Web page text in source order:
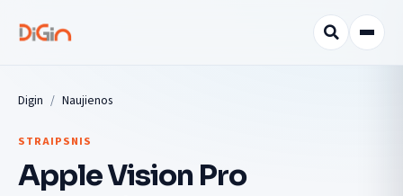
Digin Naujienos
STRAIPSNIS
Apple Vision Pro